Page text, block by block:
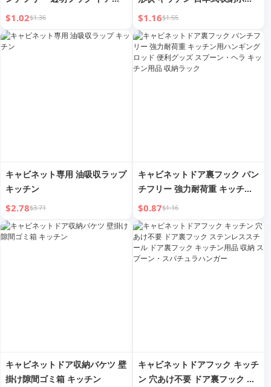
かけて
$1.02$1.36
クス 家庭用 デスク キャビネッ
ト収納ボックス スナック調味料
バスケット
$1.16$1.55
キャビネット専用 油吸収ラップ
キッチン
$2.78$3.71
キャビネットドア裏フック パン
チフリー 強力耐荷重 キッチン
用ハンギングロッド 便利グッズ
スプーン・ヘラ キッチン用品
収納ラック
$0.87$1.16
キャビネットドア収納バケツ 壁
掛け隙間ゴミ箱 キッチン
キャビネットドアフック キッチ
ン 穴あけ不要 ドア裏フック ス